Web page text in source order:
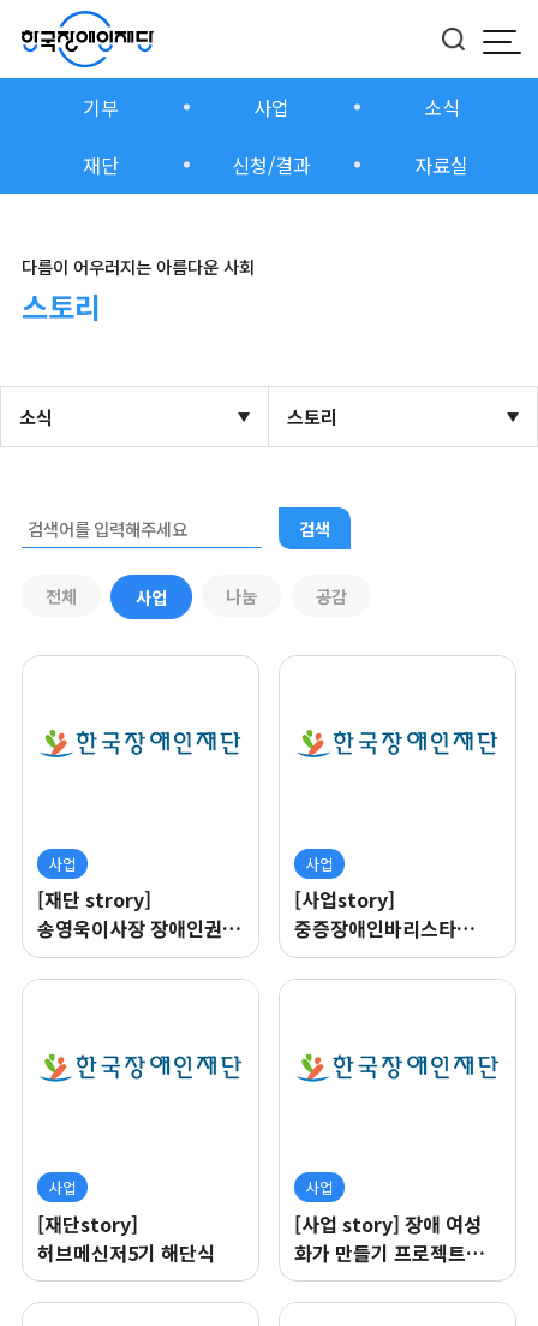
모
버튼
기부 사업
소식
재단
신청/결과 자료실
다름이 어우러지는 아름다운 사회
스토리
소식 스토리
전체 사업 나눔 공감
검색
사업
[재단 strory]
송영욱이사장 장애인권리
챔피언 어워드
수상이야기
사업
[사업story]
중증장애인바리스타
교육과정 현장 스토리
사업
[재단story]
허브메신저5기 해단식
사업
[사업 story] 장애 여성
화가 만들기 프로젝트
그녀들의 색깔이야기 3
이야기